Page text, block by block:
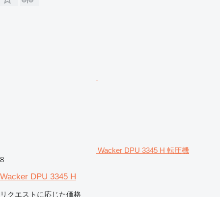
Wacker DPU 3345 H 転圧機
8
Wacker DPU 3345 H
リクエストに応じた価格